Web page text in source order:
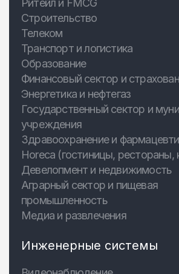
Ритейл и FMCG
Строительство
Телеком
Транспорт и логистика
Образование
Финансовый сектор и
Энергетика и нефтегаз
Государственный сектор и
учреждения
Здравоохранение и
Horeca (гостиницы, рестораны,
Девелопмент и недвижимость
Аграрный сектор и пищевая
промышленность
Медиа и развлечения
Инженерные системы